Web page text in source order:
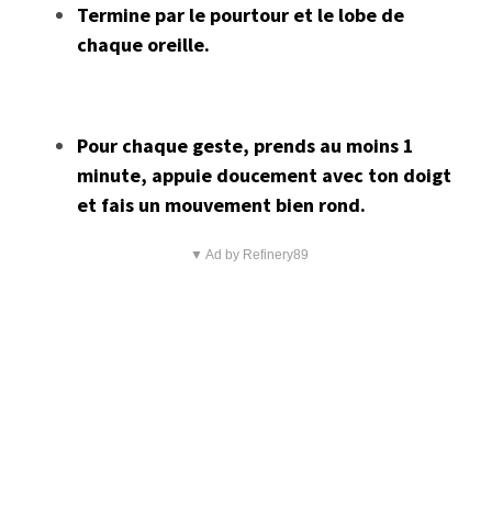
Termine par le pourtour et le lobe de
chaque oreille.
Pour chaque geste, prends au moins 1
minute, appuie doucement avec ton doigt
et fais un mouvement bien rond.
▼ Ad by Refinery89